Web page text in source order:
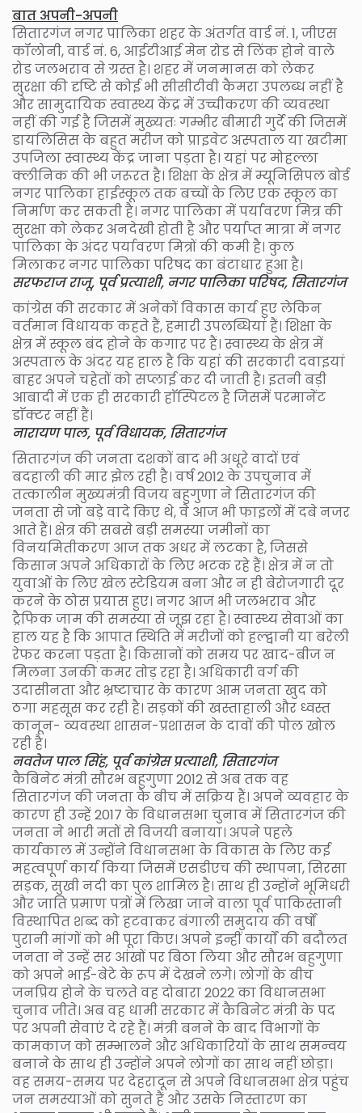
बात अपनी-अपनी
सितारगंज नगर पालिका शहर के अंतर्गत वार्ड नं. 1, जीएस
कॉलोनी, वार्ड नं. 6, आईटीआई मेन रोड से लिंक होने वाले
रोड जलभराव से ग्रस्त है। शहर में जनमानस को लेकर
सुरक्षा की दृष्टि से कोई भी सीसीटीवी कैमरा उपलब्ध नहीं है
और सामुदायिक स्वास्थ्य केंद्र में उच्चीकरण की व्यवस्था
नहीं की गई है जिसमें मुख्यतः गम्भीर बीमारी गुर्दे की जिसमें
डायलिसिस के बहुत मरीज को प्राइवेट अस्पताल या खटीमा
उपजिला स्वास्थ्य केंद्र जाना पड़ता है। यहां पर मोहल्ला
क्लीनिक की भी जरूरत है। शिक्षा के क्षेत्र में म्यूनिसिपल बोर्ड
नगर पालिका हाईस्कूल तक बच्चों के लिए एक स्कूल का
निर्माण कर सकती है। नगर पालिका में पर्यावरण मित्र की
सुरक्षा को लेकर अनदेखी होती है और पर्याप्त मात्रा में नगर
पालिका के अंदर पर्यावरण मित्रों की कमी है। कुल
मिलाकर नगर पालिका परिषद का बंटाधार हुआ है।
सरफराज राजू, पूर्व प्रत्याशी, नगर पालिका परिषद, सितारगंज
कांग्रेस की सरकार में अनेकों विकास कार्य हुए लेकिन
वर्तमान विधायक कहते हैं, हमारी उपलब्धियां हैं। शिक्षा के
क्षेत्र में स्कूल बंद होने के कगार पर हैं। स्वास्थ्य के क्षेत्र में
अस्पताल के अंदर यह हाल है कि यहां की सरकारी दवाइयां
बाहर अपने चहेतों को सप्लाई कर दी जाती है। इतनी बड़ी
आबादी में एक ही सरकारी हाॅस्पिटल है जिसमें परमानेंट
डाॅक्टर नहीं हैं।
नारायण पाल, पूर्व विधायक, सितारगंज
सितारगंज की जनता दशकों बाद भी अधूरे वादों एवं
बदहाली की मार झेल रही है। वर्ष 2012 के उपचुनाव में
तत्कालीन मुख्यमंत्री विजय बहुगुणा ने सितारगंज की
जनता से जो बड़े वादे किए थे, वे आज भी फाइलों में दबे नजर
आते हैं। क्षेत्र की सबसे बड़ी समस्या जमीनों का
विनयमितीकरण आज तक अधर में लटका है, जिससे
किसान अपने अधिकारों के लिए भटक रहे हैं। क्षेत्र में न तो
युवाओं के लिए खेल स्टेडियम बना और न ही बेरोजगारी दूर
करने के ठोस प्रयास हुए। नगर आज भी जलभराव और
ट्रैफिक जाम की समस्या से जूझ रहा है। स्वास्थ्य सेवाओं का
हाल यह है कि आपात स्थिति में मरीजों को हल्द्वानी या बरेली
रेफर करना पड़ता है। किसानों को समय पर खाद-बीज न
मिलना उनकी कमर तोड़ रहा है। अधिकारी वर्ग की
उदासीनता और भ्रष्टाचार के कारण आम जनता खुद को
ठगा महसूस कर रही है। सड़कों की खस्ताहाली और ध्वस्त
कानून- व्यवस्था शासन-प्रशासन के दावों की पोल खोल
रही है।
नवतेज पाल सिंह, पूर्व कांग्रेस प्रत्याशी, सितारगंज
कैबिनेट मंत्री सौरभ बहुगुणा 2012 से अब तक वह
सितारगंज की जनता के बीच में सक्रिय हैं। अपने व्यवहार के
कारण ही उन्हें 2017 के विधानसभा चुनाव में सितारगंज की
जनता ने भारी मतों से विजयी बनाया। अपने पहले
कार्यकाल में उन्होंने विधानसभा के विकास के लिए कई
महत्वपूर्ण कार्य किया जिसमें एसडीएच की स्थापना, सिरसा
सड़क, सुखी नदी का पुल शामिल है। साथ ही उन्होंने भूमिधरी
और जाति प्रमाण पत्रों में लिखा जाने वाला पूर्व पाकिस्तानी
विस्थापित शब्द को हटवाकर बंगाली समुदाय की वर्षों
पुरानी मांगों को भी पूरा किए। अपने इन्हीं कार्यों की बदौलत
जनता ने उन्हें सर आंखों पर बिठा लिया और सौरभ बहुगुणा
को अपने भाई-बेटे के रूप में देखने लगे। लोगों के बीच
जनप्रिय होने के चलते वह दोबारा 2022 का विधानसभा
चुनाव जीते। अब वह धामी सरकार में कैबिनेट मंत्री के पद
पर अपनी सेवाएं दे रहे हैं। मंत्री बनने के बाद विभागों के
कामकाज को सम्भालने और अधिकारियों के साथ समन्वय
बनाने के साथ ही उन्होंने अपने लोगों का साथ नहीं छोड़ा।
वह समय-समय पर देहरादून से अपने विधानसभा क्षेत्र पहुंच
जन समस्याओं को सुनते हैं और उसके निस्तारण का